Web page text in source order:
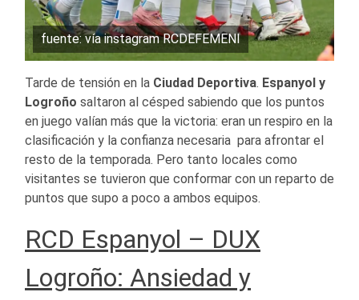
fuente: vía instagram RCDEFEMENI
Tarde de tensión en la Ciudad Deportiva. Espanyol y
Logroño saltaron al césped sabiendo que los puntos
en juego valían más que la victoria: eran un respiro en la
clasificación y la confianza necesaria para afrontar el
resto de la temporada. Pero tanto locales como
visitantes se tuvieron que conformar con un reparto de
puntos que supo a poco a ambos equipos.
RCD Espanyol – DUX
Logroño: Ansiedad y